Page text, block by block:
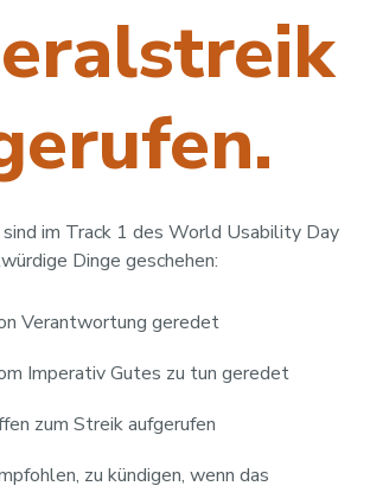
im Track 1 des World Usability Day
Dinge geschehen:
Verantwortung geredet
Imperativ Gutes zu tun geredet
zum Streik aufgerufen
zu kündigen, wenn das